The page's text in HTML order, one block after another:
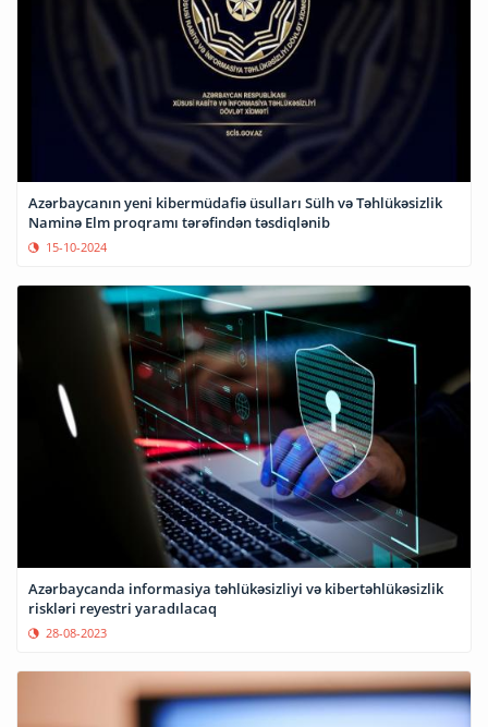
Azərbaycanın yeni kibermüdafiə üsulları Sülh və Təhlükəsizlik
Naminə Elm proqramı tərəfindən təsdiqlənib
15-10-2024
Azərbaycanda informasiya təhlükəsizliyi və kibertəhlükəsizlik
riskləri reyestri yaradılacaq
28-08-2023